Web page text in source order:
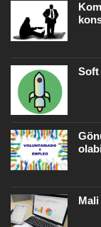
Soft
Mali